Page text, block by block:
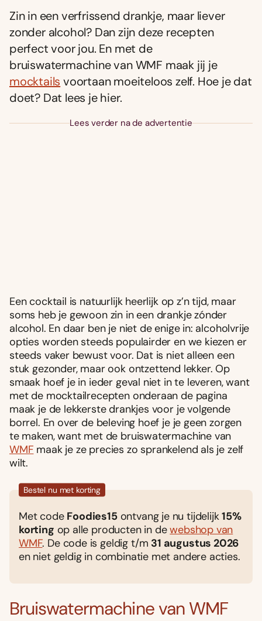
Zin in een verfrissend drankje, maar liever
zonder alcohol? Dan zijn deze recepten
perfect voor jou. En met de
bruiswatermachine van WMF maak jij je
mocktails voortaan moeiteloos zelf. Hoe je dat
doet? Dat lees je hier.
Lees verder na de advertentie
Een cocktail is natuurlijk heerlijk op z’n tijd, maar
soms heb je gewoon zin in een drankje zónder
alcohol. En daar ben je niet de enige in: alcoholvrije
opties worden steeds populairder en we kiezen er
steeds vaker bewust voor. Dat is niet alleen een
stuk gezonder, maar ook ontzettend lekker. Op
smaak hoef je in ieder geval niet in te leveren, want
met de mocktailrecepten onderaan de pagina
maak je de lekkerste drankjes voor je volgende
borrel. En over de beleving hoef je je geen zorgen
te maken, want met de bruiswatermachine van
WMF maak je ze precies zo sprankelend als je zelf
wilt.
Bestel nu met korting
Met code Foodies15ontvang je nu tijdelijk15%
korting op alle producten in dewebshop van
WMF. De code is geldig t/m 31 augustus 2026
en niet geldig in combinatie met andere acties.
Bruiswatermachine van WMF